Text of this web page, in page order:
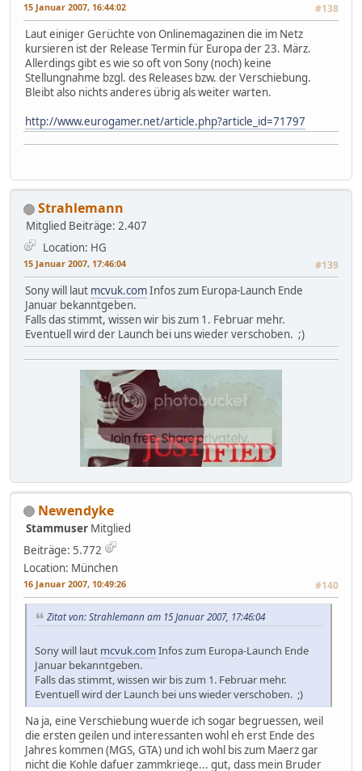
15 Januar 2007, 16:44:02 #138
Laut einiger Gerüchte von Onlinemagazinen die im Netz
kursieren ist der Release Termin für Europa der 23. März.
Allerdings gibt es wie so oft von Sony (noch) keine
Stellungnahme bzgl. des Releases bzw. der Verschiebung.
Bleibt also nichts anderes übrig als weiter warten.
http://www.eurogamer.net/article.php?article_id=71797
Strahlemann
Mitglied Beiträge: 2.407
Location: HG
15 Januar 2007, 17:46:04 #139
Sony will laut mcvuk.comInfos zum Europa-Launch Ende
Januar bekanntgeben.
Falls das stimmt, wissen wir bis zum 1. Februar mehr.
Eventuell wird der Launch bei uns wieder verschoben. ;)
Newendyke
Stammuser Mitglied
Beiträge: 5.772
Location: München
16 Januar 2007, 10:49:26 #140
Zitat von: Strahlemann am 15 Januar 2007, 17:46:04
Sony will laut mcvuk.com Infos zum Europa-Launch Ende
Januar bekanntgeben.
Falls das stimmt, wissen wir bis zum 1. Februar mehr.
Eventuell wird der Launch bei uns wieder verschoben. ;)
Na ja, eine Verschiebung wuerde ich sogar begruessen, weil
die ersten geilen und interessanten wohl eh erst Ende des
Jahres kommen (MGS, GTA) und ich wohl bis zum Maerz gar
nicht die Kohle dafuer zammkriege... gut, dass mein Bruder